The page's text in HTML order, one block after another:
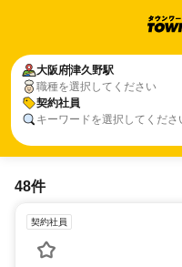
大阪府津久野駅
職種を選択してください
契約社員
キーワードを選択してくださ
48件
契約社員